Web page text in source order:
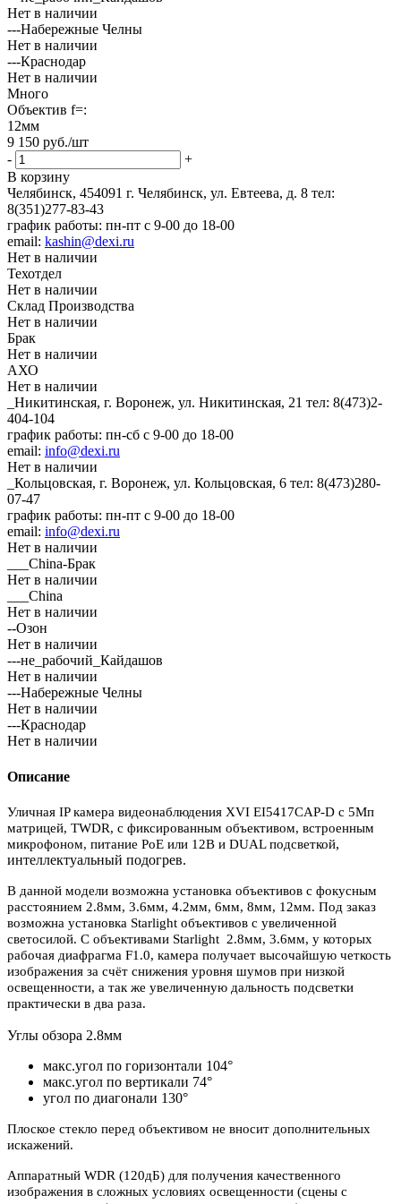
Нет в наличии
---Набережные Челны
Нет в наличии
---Краснодар
Нет в наличии
Много
Объектив f=:
12мм
9 150 руб./шт
-
+
В корзину
Челябинск, 454091 г. Челябинск, ул. Евтеева, д. 8 тел:
8(351)277-83-43
график работы: пн-пт с 9-00 до 18-00
email: kashin@dexi.ru
Нет в наличии
Техотдел
Нет в наличии
Склад Производства
Нет в наличии
Брак
Нет в наличии
АХО
Нет в наличии
_Никитинская, г. Воронеж, ул. Никитинская, 21 тел: 8(473)2-
404-104
график работы: пн-сб с 9-00 до 18-00
email: info@dexi.ru
Нет в наличии
_Кольцовская, г. Воронеж, ул. Кольцовская, 6 тел: 8(473)280-
07-47
график работы: пн-пт с 9-00 до 18-00
email: info@dexi.ru
Нет в наличии
___China-Брак
Нет в наличии
___China
Нет в наличии
--Озон
Нет в наличии
---не_рабочий_Кайдашов
Нет в наличии
---Набережные Челны
Нет в наличии
---Краснодар
Нет в наличии
Описание
Уличная IP камера видеонаблюдения XVI EI5417CAP-D с 5Мп
матрицей, TWDR, с фиксированным объективом, встроенным
микрофоном, питание PoE или 12В и DUAL подсветкой,
интеллектуальный подогрев.
В данной модели возможна установка объективов с фокусным
расстоянием 2.8мм, 3.6мм, 4.2мм, 6мм, 8мм, 12мм. Под заказ
возможна установка Starlight объективов с увеличенной
светосилой. С объективами Starlight 2.8мм, 3.6мм, у которых
рабочая диафрагма F1.0, камера получает высочайшую четкость
изображения за счёт снижения уровня шумов при низкой
освещенности, а так же увеличенную дальность подсветки
практически в два раза.
Углы обзора 2.8мм
макс.угол по горизонтали 104°
макс.угол по вертикали 74°
угол по диагонали 130°
Плоское стекло перед объективом не вносит дополнительных
искажений.
Аппаратный WDR (120дБ) для получения качественного
изображения в сложных условиях освещенности (сцены с